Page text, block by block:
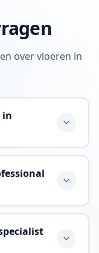
over vloeren in
in